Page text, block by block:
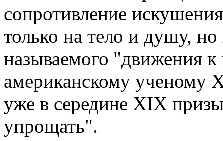
сопротивление
только на тело и душу,
называемого "движения
американскому ученому
уже в середине XIX
упрощать".